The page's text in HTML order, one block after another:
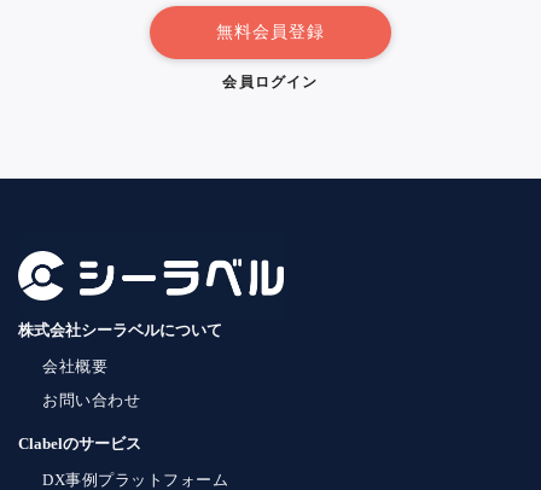
無料会員登録
会員ログイン
株式会社シーラベルについて
会社概要
お問い合わせ
Clabelのサービス
DX事例プラットフォーム